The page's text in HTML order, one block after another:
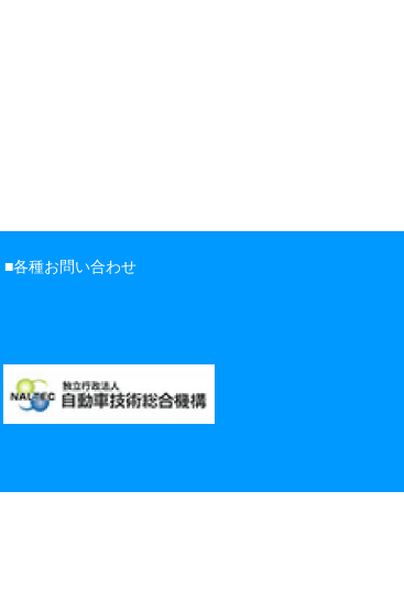
各種お問い合わせ